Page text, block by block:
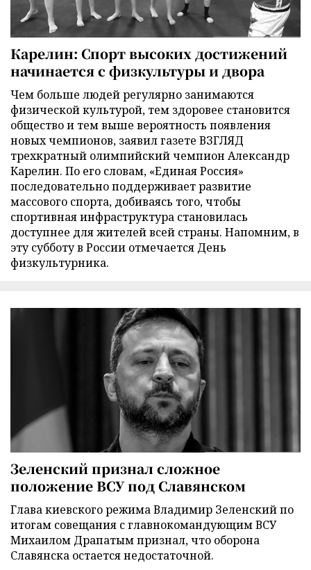
Карелин: Спорт высоких достижений
начинается с физкультуры и двора
Чем больше людей регулярно занимаются
физической культурой, тем здоровее становится
общество и тем выше вероятность появления
новых чемпионов, заявил газете ВЗГЛЯД
трехкратный олимпийский чемпион Александр
Карелин. По его словам, «Единая Россия»
последовательно поддерживает развитие
массового спорта, добиваясь того, чтобы
спортивная инфраструктура становилась
доступнее для жителей всей страны. Напомним, в
эту субботу в России отмечается День
физкультурника.
Зеленский признал сложное
положение ВСУ под Славянском
Глава киевского режима Владимир Зеленский по
итогам совещания с главнокомандующим ВСУ
Михаилом Драпатым признал, что оборона
Славянска остается недостаточной.